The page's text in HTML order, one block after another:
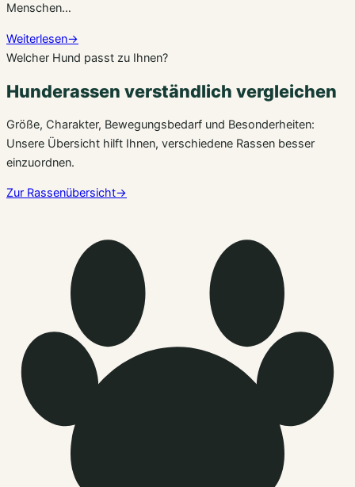
Menschen…
Weiterlesen→
Welcher Hund passt zu Ihnen?
Hunderassen verständlich vergleichen
Größe, Charakter, Bewegungsbedarf und Besonderheiten:
Unsere Übersicht hilft Ihnen, verschiedene Rassen besser
einzuordnen.
Zur Rassenübersicht→